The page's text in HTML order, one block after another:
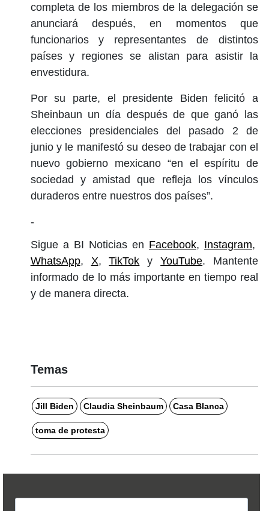
completa de los miembros de la delegación se
anunciará después, en momentos que
funcionarios y representantes de distintos
países y regiones se alistan para asistir la
envestidura.
Por su parte, el presidente Biden felicitó a
Sheinbaun un día después de que ganó las
elecciones presidenciales del pasado 2 de
junio y le manifestó su deseo de trabajar con el
nuevo gobierno mexicano “en el espíritu de
sociedad y amistad que refleja los vínculos
duraderos entre nuestros dos países”.
-
Sigue a BI Noticias en Facebook, Instagram,
WhatsApp, X,TikTok yYouTube. Mantente
informado de lo más importante en tiempo real
y de manera directa.
Temas
Jill Biden Claudia Sheinbaum Casa Blanca
toma de protesta